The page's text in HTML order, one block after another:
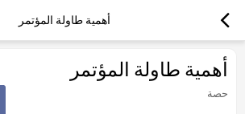
أهمية طاولة المؤتمر
أهمية طاولة المؤتمر
حصة